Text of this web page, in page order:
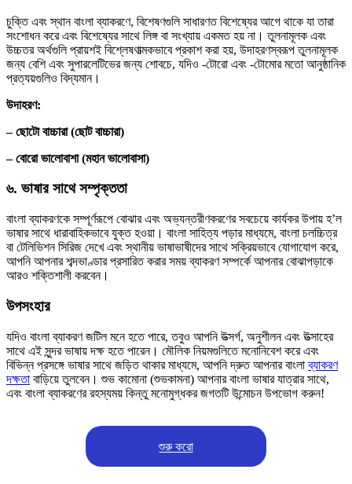
চুক্তি এবং স্থান বাংলা ব্যাকরণে, বিশেষণগুলি সাধারণত বিশেষ্যের আগে থাকে যা তারা
সংশোধন করে এবং বিশেষ্যের সাথে লিঙ্গ বা সংখ্যায় একমত হয় না। তুলনামূলক এবং
উচ্চতর অর্থগুলি প্রায়শই বিশ্লেষণাত্মকভাবে প্রকাশ করা হয়, উদাহরণস্বরূপ তুলনামূলক
জন্য বেশি এবং সুপারলেটিভের জন্য শোবচে, যদিও -টোরো এবং -টোমোর মতো আনুষ্ঠানিক
প্রত্যয়গুলিও বিদ্যমান।
উদাহরণ:
– ছোটো বাচ্চারা (ছোট বাচ্চারা)
– বোরো ভালোবাশা (মহান ভালোবাসা)
৬. ভাষার সাথে সম্পৃক্ততা
বাংলা ব্যাকরণকে সম্পূর্ণরূপে বোঝার এবং অভ্যন্তরীণকরণের সবচেয়ে কার্যকর উপায় হ’ল
ভাষার সাথে ধারাবাহিকভাবে যুক্ত হওয়া। বাংলা সাহিত্য পড়ার মাধ্যমে, বাংলা চলচ্চিত্র
বা টেলিভিশন সিরিজ দেখে এবং স্থানীয় ভাষাভাষীদের সাথে সক্রিয়ভাবে যোগাযোগ করে,
আপনি আপনার শব্দভাণ্ডার প্রসারিত করার সময় ব্যাকরণ সম্পর্কে আপনার বোঝাপড়াকে
আরও শক্তিশালী করবেন।
উপসংহার
যদিও বাংলা ব্যাকরণ জটিল মনে হতে পারে, তবুও আপনি উত্সর্গ, অনুশীলন এবং উত্সাহের
সাথে এই সুন্দর ভাষায় দক্ষ হতে পারেন। মৌলিক নিয়মগুলিতে মনোনিবেশ করে এবং
বিভিন্ন প্রসঙ্গে ভাষার সাথে জড়িত থাকার মাধ্যমে, আপনি দ্রুত আপনার বাংলাব্যাকরণ
দক্ষতা বাড়িয়ে তুলবেন। শুভ কামোনা (শুভকামনা) আপনার বাংলা ভাষার যাত্রার সাথে,
এবং বাংলা ব্যাকরণের রহস্যময় কিন্তু মনোমুগ্ধকর জগতটি উন্মোচন উপভোগ করুন!
শুরু করো